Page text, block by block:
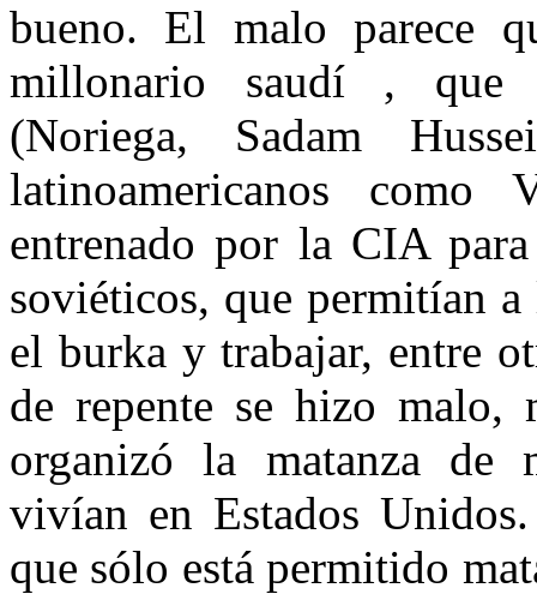
bueno. El malo parece
millonario saudí , que
(Noriega, Sadam
latinoamericanos como
entrenado por la CIA
soviéticos, que permitían
el burka y trabajar, entre
de repente se hizo
organizó la matanza de
vivían en Estados
que sólo está permitido